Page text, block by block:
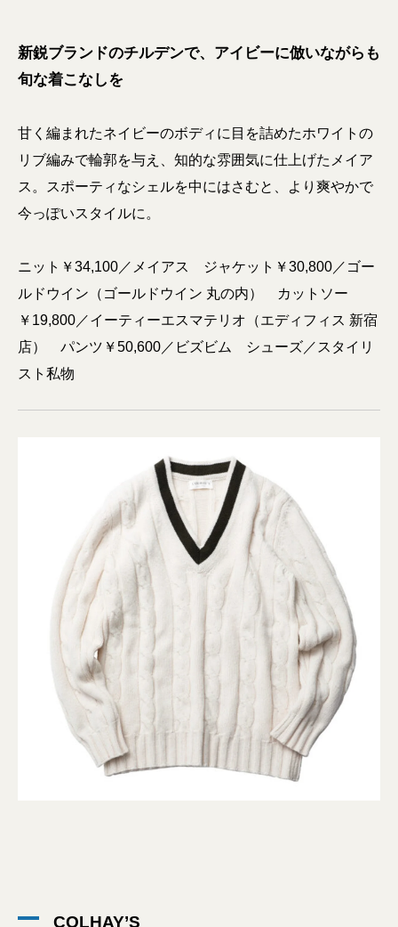
新鋭ブランドのチルデンで、アイビーに倣いながらも
旬な着こなしを
甘く編まれたネイビーのボディに目を詰めたホワイトの
リブ編みで輪郭を与え、知的な雰囲気に仕上げたメイア
ス。スポーティなシェルを中にはさむと、より爽やかで
今っぽいスタイルに。
ニット￥34,100／メイアス ジャケット￥30,800／ゴー
ルドウイン（ゴールドウイン 丸の内） カットソー
￥19,800／イーティーエスマテリオ（エディフィス 新宿
店） パンツ￥50,600／ビズビム シューズ／スタイリ
スト私物
COLHAY’S